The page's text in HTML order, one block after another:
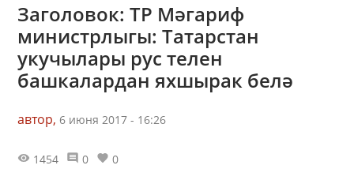
Заголовок: ТР Мәгариф
министрлыгы: Татарстан
укучылары рус телен
башкалардан яхшырак белә
автор, 6 июня 2017 - 16:26
1454 0 0